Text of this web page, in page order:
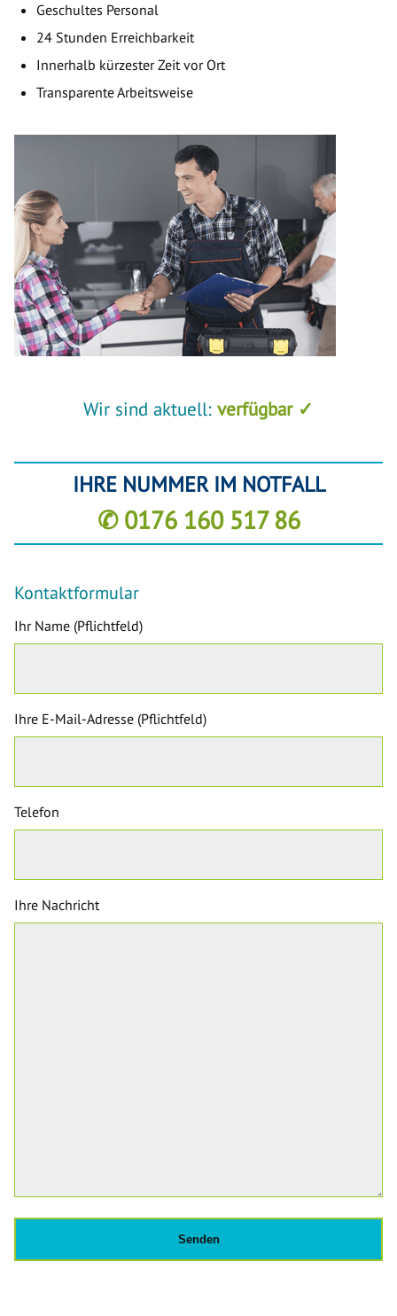
Geschultes Personal
24 Stunden Erreichbarkeit
Innerhalb kürzester Zeit vor Ort
Transparente Arbeitsweise
Wir sind aktuell: verfügbar ✓
IHRE NUMMER IM NOTFALL
✆ 0176 160 517 86
Kontaktformular
Ihr Name (Pflichtfeld)
Ihre E-Mail-Adresse (Pflichtfeld)
Telefon
Ihre Nachricht